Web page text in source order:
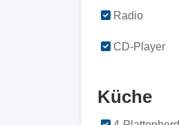
Radio
CD-Player
Küche